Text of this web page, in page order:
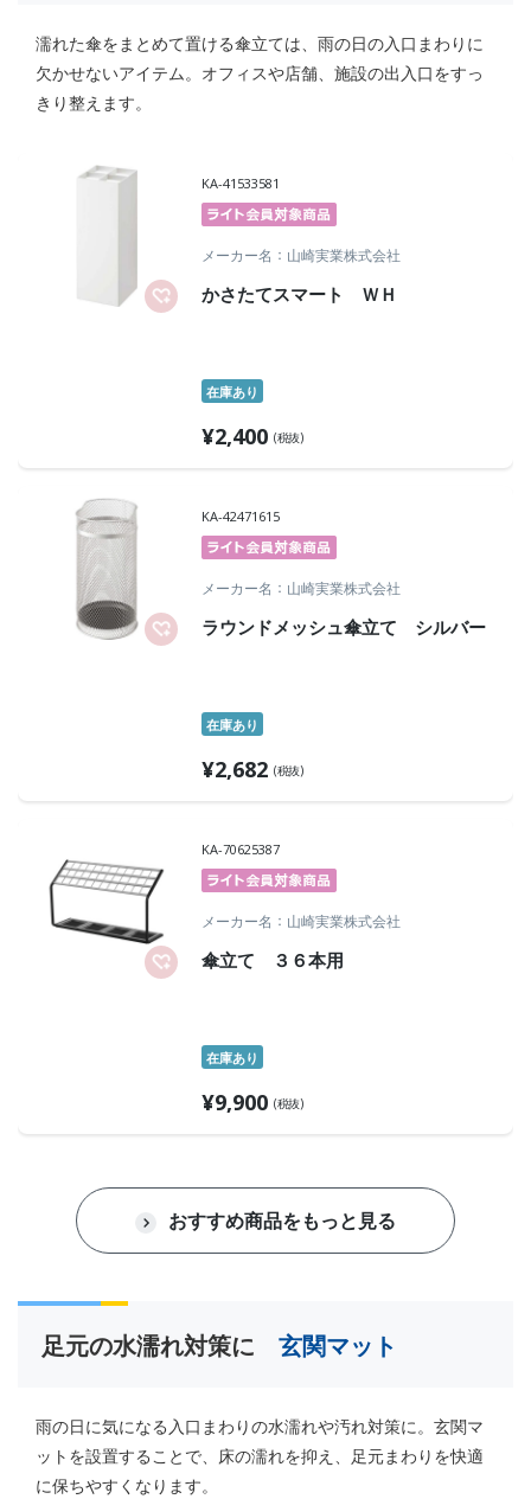
濡れた傘をまとめて置ける傘立ては、雨の日の入口まわりに
欠かせないアイテム。オフィスや店舗、施設の出入口をすっ
きり整えます。
KA-41533581
メーカー名 山崎実業株式会社
かさたてスマート ＷＨ
在庫あり
¥2,400 (税抜)
KA-42471615
メーカー名 山崎実業株式会社
ラウンドメッシュ傘立て シルバー
在庫あり
¥2,682 (税抜)
KA-70625387
メーカー名 山崎実業株式会社
傘立て ３６本用
在庫あり
¥9,900 (税抜)
おすすめ商品をもっと見る
足元の水濡れ対策に 玄関マット
雨の日に気になる入口まわりの水濡れや汚れ対策に。玄関マ
ットを設置することで、床の濡れを抑え、足元まわりを快適
に保ちやすくなります。